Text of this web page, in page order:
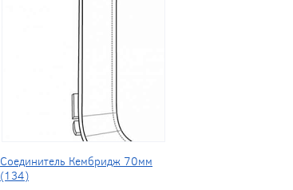
Соединитель Кембридж 70мм
(134)